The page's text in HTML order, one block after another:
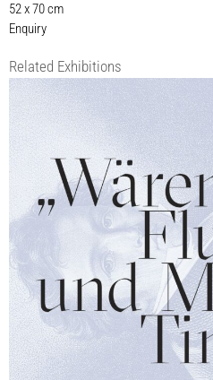
52 x 70 cm
Enquiry
Related Exhibitions